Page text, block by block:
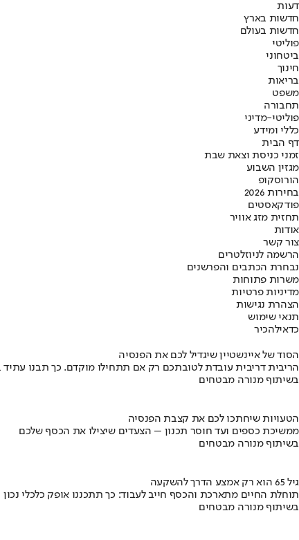
דעות
חדשות בארץ
חדשות בעולם
פוליטי
ביטחוני
חינוך
בריאות
משפט
תחבורה
פוליטי-מדיני
כללי ומידע
דף הבית
זמני כניסת וצאת שבת
מגזין השבוע
הורוסקופ
בחירות 2026
פודקאסטים
תחזית מזג אוויר
אודות
צור קשר
הרשמה לניוזלטרים
נבחרת הכתבים והפרשנים
משרות פתוחות
מדיניות פרטיות
הצהרת נגישות
תנאי שימוש
כדאילהכיר
הסוד של איינשטיין שיגדיל לכם את הפנסיה
הריבית דריבית עובדת לטובתכם רק אם תתחילו מוקדם. כך תבנו עתיד
בשיתוף מנורה מבטחים
הטעויות שיחתכו לכם את קצבת הפנסיה
ממשיכת כספים ועד חוסר תכנון – הצעדים שיצילו את הכסף שלכם
בשיתוף מנורה מבטחים
גיל 65 הוא רק אמצע הדרך להשקעה
תוחלת החיים מתארכת והכסף חייב לעבוד: כך תתכננו אופק כלכלי נכון
בשיתוף מנורה מבטחים